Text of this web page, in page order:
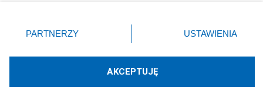
zmienić/wycofać klikając przycisk ustawień prywatności
znajdujący się w lewym dolnym rogu strony
rodzaje przetwarzania danych nie wymagają zgody
użytkownika, ale masz prawo sprzeciwić się takiemu
PARTNERZY USTAWIENIA
AKCEPTUJĘ